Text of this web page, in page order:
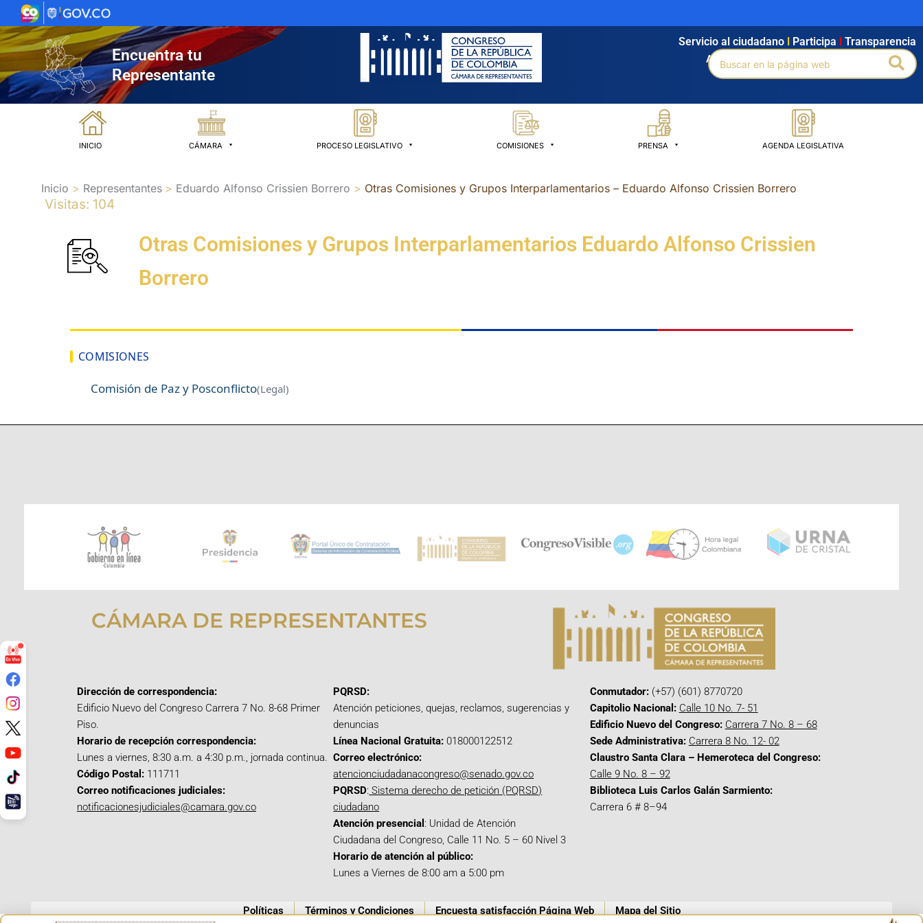
al
contenido
Encuentra tu
Representante
Agendamiento Intranet Búsqueda avanzada
Servicio al ciudadano Participa Transparencia
Buscar
por:
INICIO CÁMARA PROCESO LEGISLATIVO COMISIONES PRENSA AGENDA LEGISLATIVA
Inicio Representantes Eduardo Alfonso Crissien Borrero Otras Comisiones y Grupos Interparlamentarios – Eduardo Alfonso Crissien Borrero
Visitas: 104
Otras Comisiones y Grupos Interparlamentarios Eduardo Alfonso Crissien
Borrero
COMISIONES
Comisión de Paz y Posconflicto(Legal)
CÁMARA DE REPRESENTANTES
Dirección de correspondencia:
Edificio Nuevo del Congreso Carrera 7 No. 8-68 Primer
Piso.
Horario de recepción correspondencia:
Lunes a viernes, 8:30 a.m. a 4:30 p.m., jornada continua.
Código Postal: 111711
Correo notificaciones judiciales:
notificacionesjudiciales@camara.gov.co
PQRSD:
Atención peticiones, quejas, reclamos, sugerencias y
denuncias
Línea Nacional Gratuita: 018000122512
Correo electrónico:
atencionciudadanacongreso@senado.gov.co
PQRSD: Sistema derecho de petición (PQRSD)
ciudadano
Atención presencial : Unidad de Atención
Ciudadana del Congreso, Calle 11 No. 5 – 60 Nivel 3
Horario de atención al público:
Lunes a Viernes de 8:00 am a 5:00 pm
Conmutador:(+57) (601) 8770720
Capitolio Nacional: Calle 10 No. 7- 51
Edificio Nuevo del Congreso: Carrera 7 No. 8 – 68
Sede Administrativa: Carrera 8 No. 12- 02
Claustro Santa Clara – Hemeroteca del Congreso:
Calle 9 No. 8 – 92
Biblioteca Luis Carlos Galán Sarmiento:
Carrera 6 # 8–94
Políticas Términos y Condiciones Encuesta satisfacción Página Web Mapa del Sitio